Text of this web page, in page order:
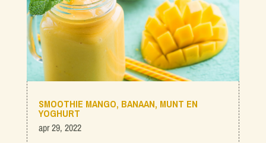
SMOOTHIE MANGO, BANAAN, MUNT EN
YOGHURT
apr 29, 2022